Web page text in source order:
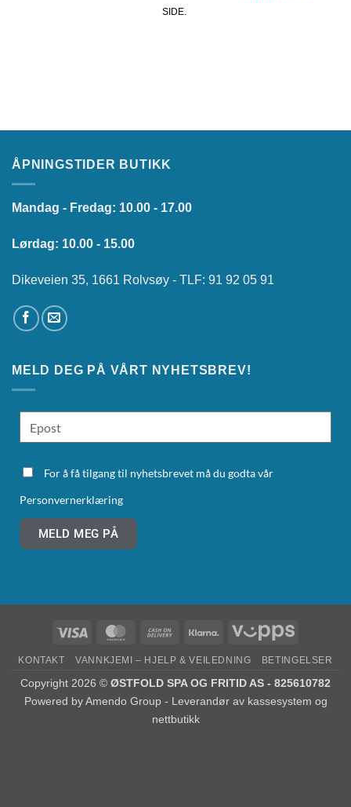
SIDE.
ÅPNINGSTIDER BUTIKK
Mandag - Fredag: 10.00 - 17.00
Lørdag: 10.00 - 15.00
Dikeveien 35, 1661 Rolvsøy - TLF: 91 92 05 91
MELD DEG PÅ VÅRT NYHETSBREV!
For å få tilgang til nyhetsbrevet må du godta vår
Personvernerklæring
MELD MEG PÅ
KONTAKT VANNKJEMI – HJELP & VEILEDNING BETINGELSER
Copyright 2026 © ØSTFOLD SPA OG FRITID AS - 825610782
Powered byAmendo Group - Leverandør av kassesystem og
nettbutikk